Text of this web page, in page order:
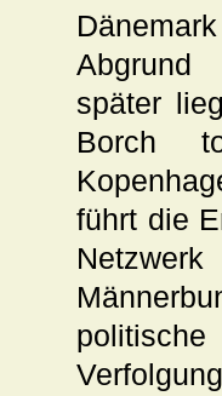
später
Borch
führt die